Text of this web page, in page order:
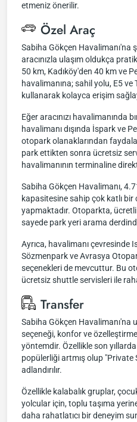
etmeniz önerilir.
Özel Araç
Sabiha Gökçen Havalimanı'na
aracınızla ulaşım oldukça
50 km, Kadıköy'den 40 km ve
havalimanına; sahil yolu, E5 ve
kullanarak kolayca erişim
Eğer aracınızı havalimanında
havalimanı dışında İspark ve
otopark olanaklarından
park ettikten sonra ücretsiz
havalimanının terminaline
Sabiha Gökçen Havalimanı,
kapasitesine sahip çok katlı
yapmaktadır. Otoparkta,
sayede park yeri arama
Ayrıca, havalimanı çevresinde
Sözmenpark ve Avrasya
seçenekleri de mevcuttur. Bu
ücretsiz shuttle servisleri ile
Transfer
Sabiha Gökçen Havalimanı'na
seçeneği, konfor ve
yöntemdir. Özellikle son
popülerliği artmış olup "Private
adlandırılır.
Özellikle kalabalık gruplar,
yolcular için, toplu taşıma
daha rahatlatıcı bir deneyim